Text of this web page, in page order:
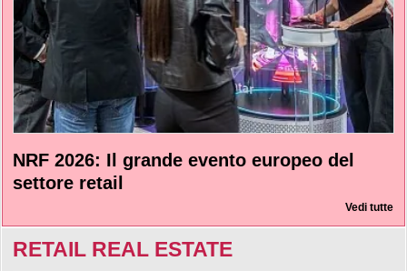
NRF 2026: Il grande evento europeo del
settore retail
Vedi tutte
RETAIL REAL ESTATE